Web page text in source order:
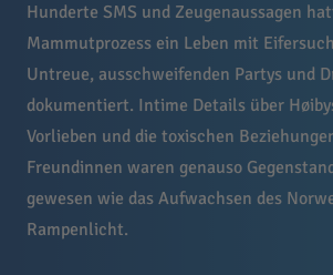
Hunderte SMS und Zeugenaussagen
Mammutprozess ein Leben mit
Untreue, ausschweifenden Partys und
dokumentiert. Intime Details über
Vorlieben und die toxischen
Freundinnen waren genauso
gewesen wie das Aufwachsen des
Rampenlicht.